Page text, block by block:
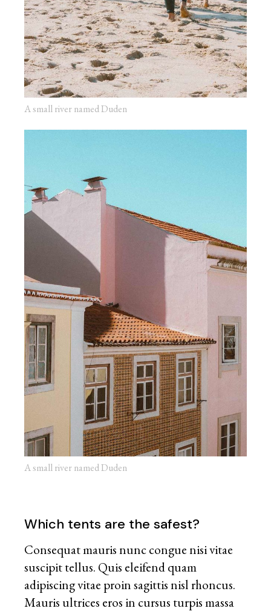
A small river named Duden
A small river named Duden
Which tents are the safest?
Consequat mauris nunc congue nisi vitae
suscipit tellus. Quis eleifend quam
adipiscing vitae proin sagittis nisl rhoncus.
Mauris ultrices eros in cursus turpis massa